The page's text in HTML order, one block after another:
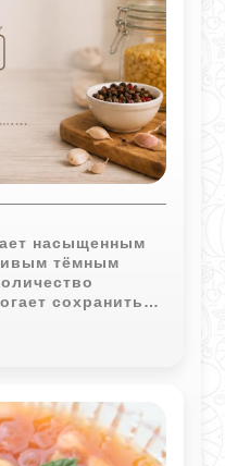
насыщенным
тёмным
сохранить